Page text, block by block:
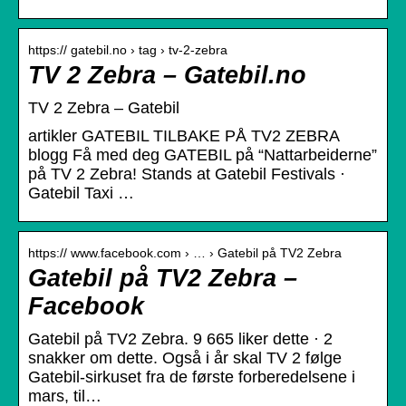
https:// gatebil.no › tag › tv-2-zebra
TV 2 Zebra – Gatebil.no
TV 2 Zebra – Gatebil
artikler GATEBIL TILBAKE PÅ TV2 ZEBRA
blogg Få med deg GATEBIL på “Nattarbeiderne”
på TV 2 Zebra! Stands at Gatebil Festivals ·
Gatebil Taxi …
https:// www.facebook.com › … › Gatebil på TV2 Zebra
Gatebil på TV2 Zebra –
Facebook
Gatebil på TV2 Zebra. 9 665 liker dette · 2
snakker om dette. Også i år skal TV 2 følge
Gatebil-sirkuset fra de første forberedelsene i
mars, til…